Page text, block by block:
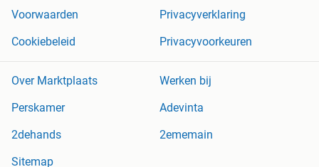
Voorwaarden
Privacyverklaring
Cookiebeleid
Privacyvoorkeuren
Over Marktplaats
Werken bij
Perskamer
Adevinta
2dehands
2ememain
Sitemap